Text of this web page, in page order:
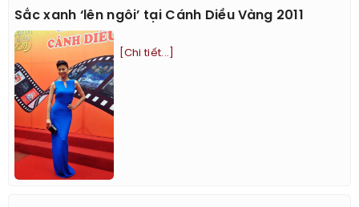
Sắc xanh ‘lên ngôi’ tại Cánh Diều Vàng 2011
[Chi tiết...]